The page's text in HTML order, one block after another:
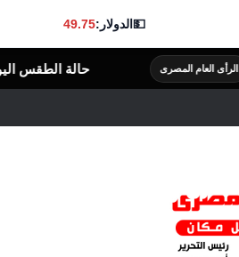
💵الدولار:49.75
حالة الطقس اليوم.. شبورة وحرارة